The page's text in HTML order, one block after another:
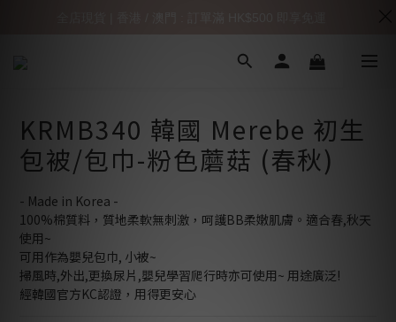
KRMB340 韓國 Merebe 初生
包被/包巾-粉色蘑菇 (春秋)
- Made in Korea -
100%棉質料，質地柔軟無刺激，呵護BB柔嫩肌膚。適合春,秋天
使用~
可用作為嬰兒包巾, 小被~
掃風時,外出,更換尿片,嬰兒學習爬行時亦可使用~ 用途廣泛!
經韓國官方KC認證，用得更安心